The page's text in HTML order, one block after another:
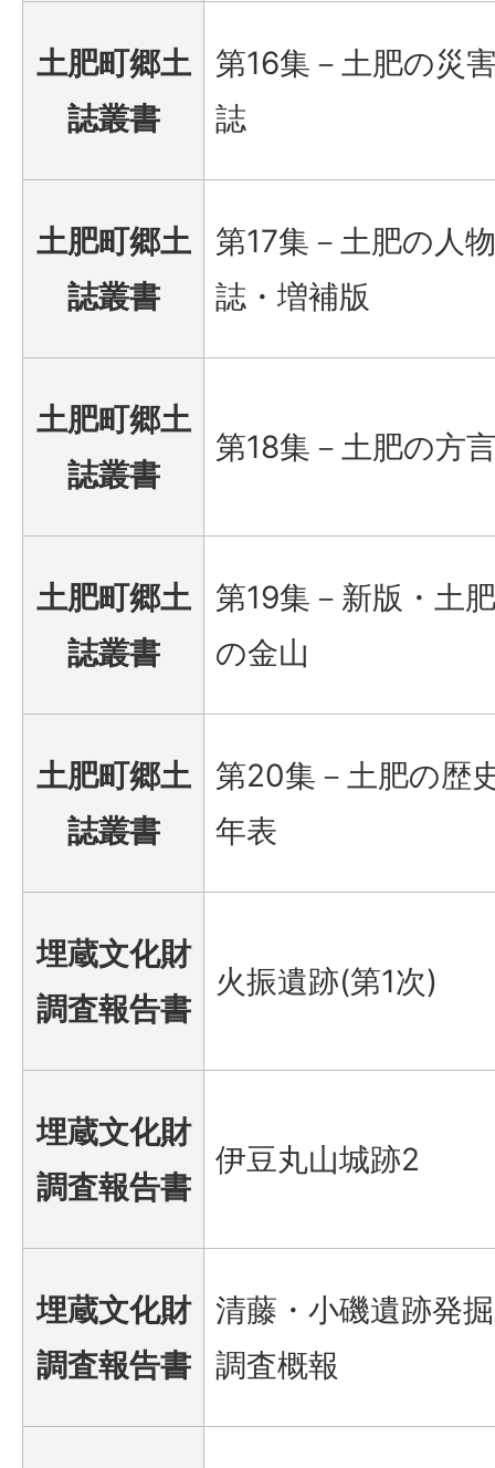
土肥町郷土
誌叢書
第16集－土肥の災
誌
土肥町郷土
誌叢書
第17集－土肥の人物
誌・増補版
土肥町郷土
誌叢書
第18集－土肥の方
土肥町郷土
誌叢書
第19集－新版・土肥
の金山
土肥町郷土
誌叢書
第20集－土肥の歴
年表
埋蔵文化財
調査報告書
火振遺跡(第1次)
埋蔵文化財
調査報告書
伊豆丸山城跡2
埋蔵文化財
調査報告書
清藤・小磯遺跡発掘
調査概報